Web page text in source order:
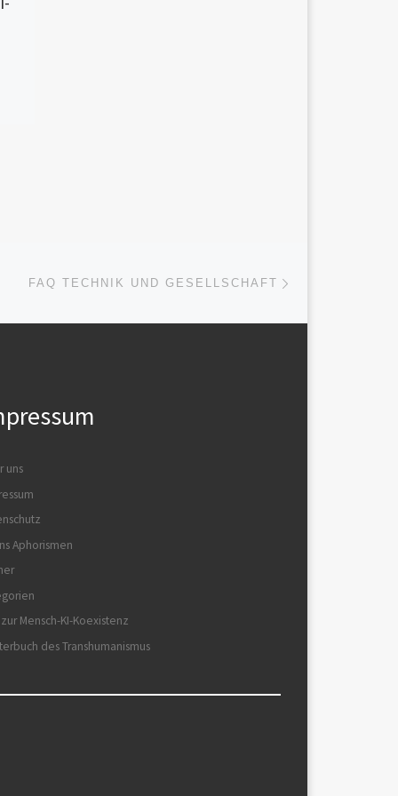
FAQ TECHNIK UND GESELLSCHAFT
uns
Aphorismen
zur Mensch-KI-Koexistenz
des Transhumanismus